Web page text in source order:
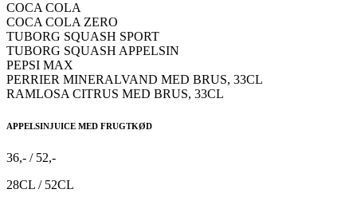
COCA COLA
COCA COLA ZERO
TUBORG SQUASH SPORT
TUBORG SQUASH APPELSIN
PEPSI MAX
PERRIER MINERALVAND MED BRUS, 33CL
RAMLOSA CITRUS MED BRUS, 33CL
APPELSINJUICE MED FRUGTKØD
36,- / 52,-
28CL / 52CL